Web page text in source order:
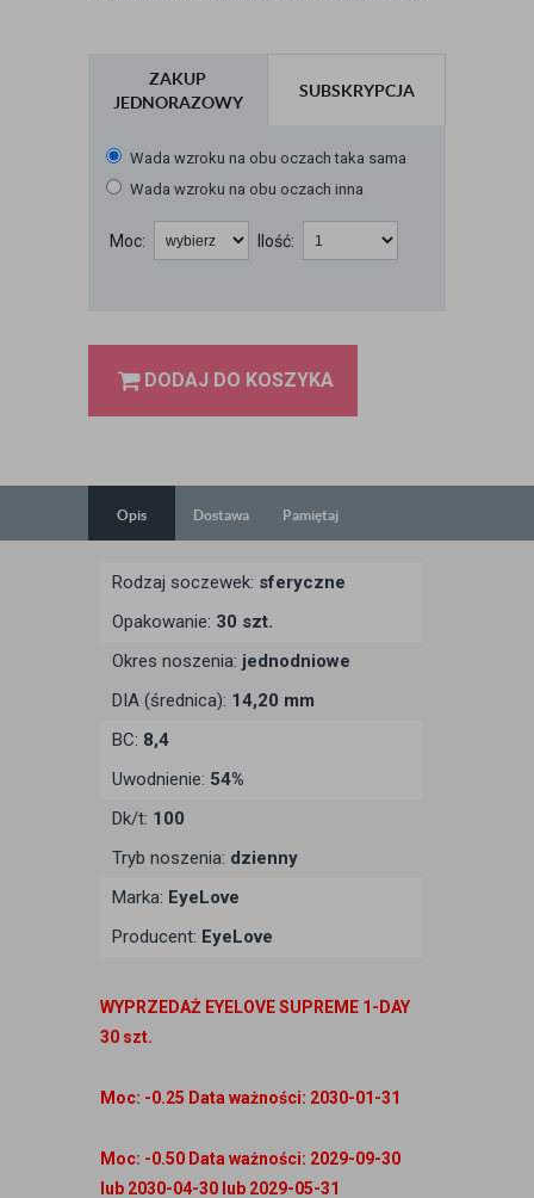
ZAKUP
JEDNORAZOWY
SUBSKRYPCJA
Wada wzroku na obu oczach taka sama
Wada wzroku na obu oczach inna
Moc: Ilość:
DODAJ DO KOSZYKA
Opis Dostawa Pamiętaj
Rodzaj soczewek: sferyczne
Opakowanie: 30 szt.
Okres noszenia: jednodniowe
DIA (średnica): 14,20 mm
BC: 8,4
Uwodnienie: 54%
Dk/t: 100
Tryb noszenia: dzienny
Marka: EyeLove
Producent: EyeLove
WYPRZEDAŻ EYELOVE SUPREME 1-DAY
30 szt.
Moc: -0.25 Data ważności: 2030-01-31
Moc: -0.50 Data ważności: 2029-09-30
lub 2030-04-30 lub 2029-05-31